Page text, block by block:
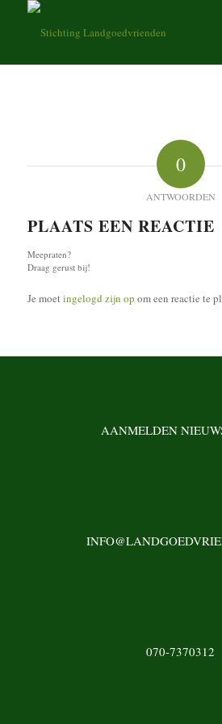
0
ANTWOORDEN
PLAATS EEN REACTIE
Meepraten?
Draag gerust bij!
Je moetingelogd zijn op om een reactie te
AANMELDEN
070-7370312